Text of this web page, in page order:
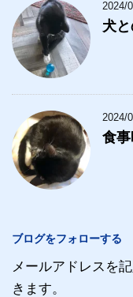
2024/
犬
2024/
食
ブログをフォローする
メールアドレスを
きます。